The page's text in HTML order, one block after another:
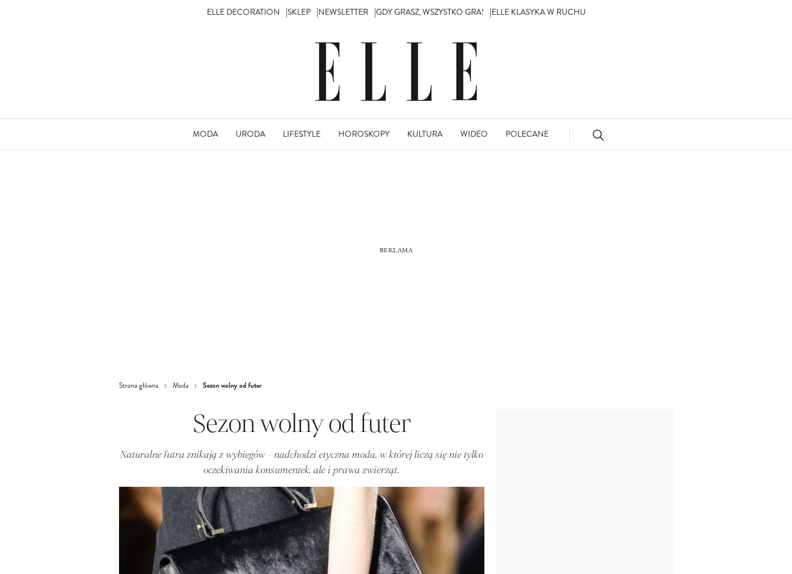
ELLE DECORATION SKLEP NEWSLETTER GDY GRASZ, WSZYSTKO GRA! ELLE KLASYKA W RUCHU
MODA URODA LIFESTYLE HOROSKOPY KULTURA WIDEO POLECANE
Strona główna Moda Sezon wolny od futer
Sezon wolny od futer
Naturalne futra znikają z wybiegów - nadchodzi etyczna moda, w której liczą się nie tylko
oczekiwania konsumentek, ale i prawa zwierząt.